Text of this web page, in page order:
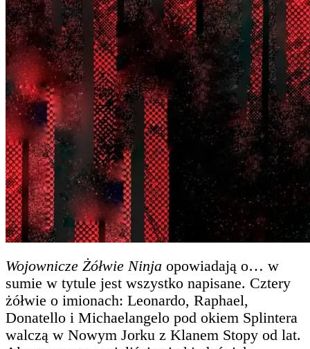
Wojownicze Żółwie Ninja opowiadają o… w
sumie w tytule jest wszystko napisane. Cztery
żółwie o imionach: Leonardo, Raphael,
Donatello i Michaelangelo pod okiem Splintera
walczą w Nowym Jorku z Klanem Stopy od lat.